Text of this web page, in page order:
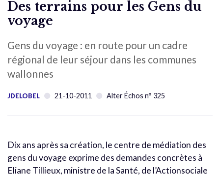
Des terrains pour les Gens du
voyage
Gens du voyage : en route pour un cadre
régional de leur séjour dans les communes
wallonnes
JDELOBEL 21-10-2011 Alter Échos n° 325
Dix ans après sa création, le centre de médiation des
gens du voyage exprime des demandes concrètes à
Eliane Tillieux, ministre de la Santé, de l’Actionsociale